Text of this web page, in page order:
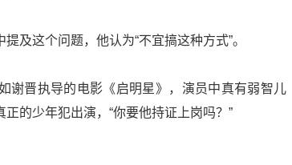
及这个问题，他认为“不宜搞这种方式”。
谢晋执导的电影《启明星》，演员中真有弱智儿
的少年犯出演，“你要他持证上岗吗？”